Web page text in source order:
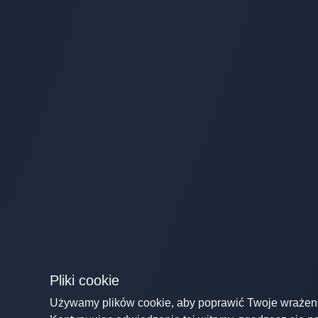
Pliki cookie
Używamy plików cookie, aby poprawić Twoje